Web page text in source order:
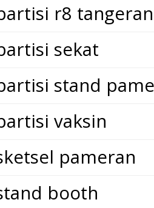
r8
sekat
stand
vaksin
pameran
booth